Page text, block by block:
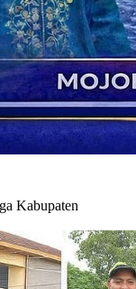
Kabupaten